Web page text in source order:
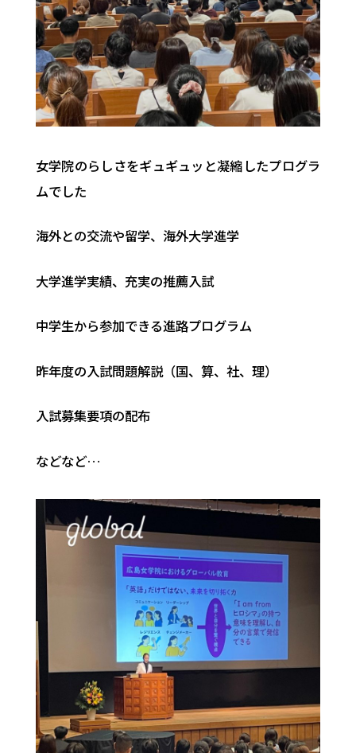
女学院のらしさをギュギュッと凝縮したプログラ
ムでした
海外との交流や留学、海外大学進学
大学進学実績、充実の推薦入試
中学生から参加できる進路プログラム
昨年度の入試問題解説（国、算、社、理）
入試募集要項の配布
などなど…